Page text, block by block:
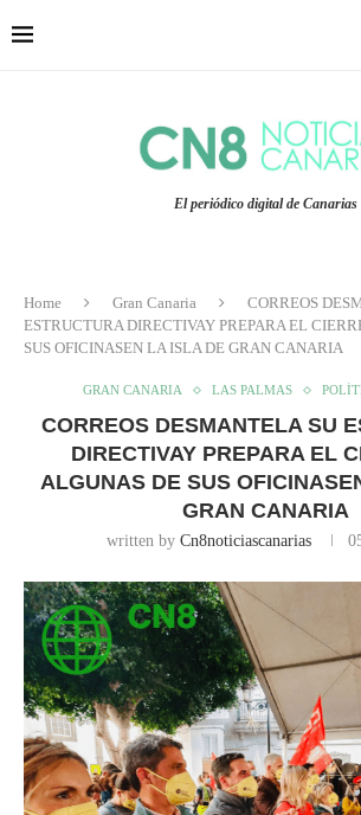
El periódico digital de Canarias
Home Gran Canaria
CORREOS
ESTRUCTURA DIRECTIVAY PREPARA EL
SUS OFICINASEN LA ISLA DE GRAN CANARIA
GRAN CANARIA LAS PALMAS
CORREOS DESMANTELA SU
DIRECTIVAY PREPARA EL
ALGUNAS DE SUS
GRAN CANARIA
written by Cn8noticiascanarias